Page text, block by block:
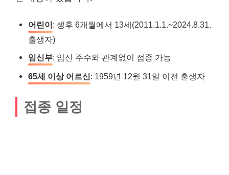
어린이: 생후 6개월에서 13세(2011.1.1.~2024.8.31.
출생자)
임신부: 임신 주수와 관계없이 접종 가능
65세 이상 어르신: 1959년 12월 31일 이전 출생자
접종 일정